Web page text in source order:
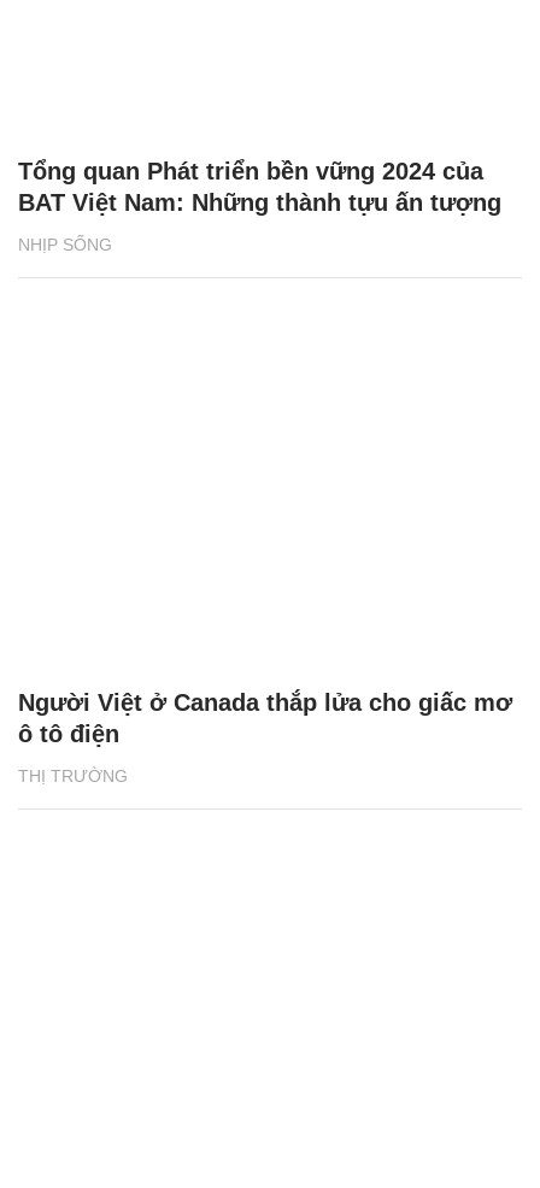
NHỊP SỐNG
Tổng quan Phát triển bền vững 2024 của
BAT Việt Nam: Những thành tựu ấn tượng
THỊ TRƯỜNG
Người Việt ở Canada thắp lửa cho giấc mơ
ô tô điện